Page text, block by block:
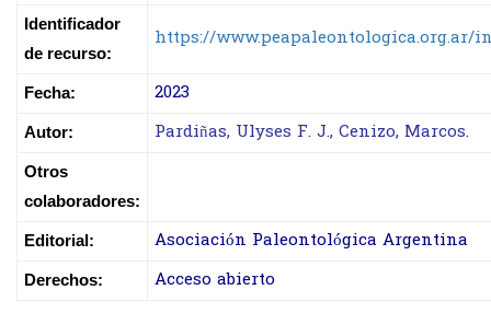
Identificador
de recurso:
https://www.peapaleontologica.org.ar/
Fecha: 2023
Autor: Pardiñas, Ulyses F. J., Cenizo, Marcos.
Otros
colaboradores:
Editorial: Asociación Paleontológica Argentina
Derechos: Acceso abierto